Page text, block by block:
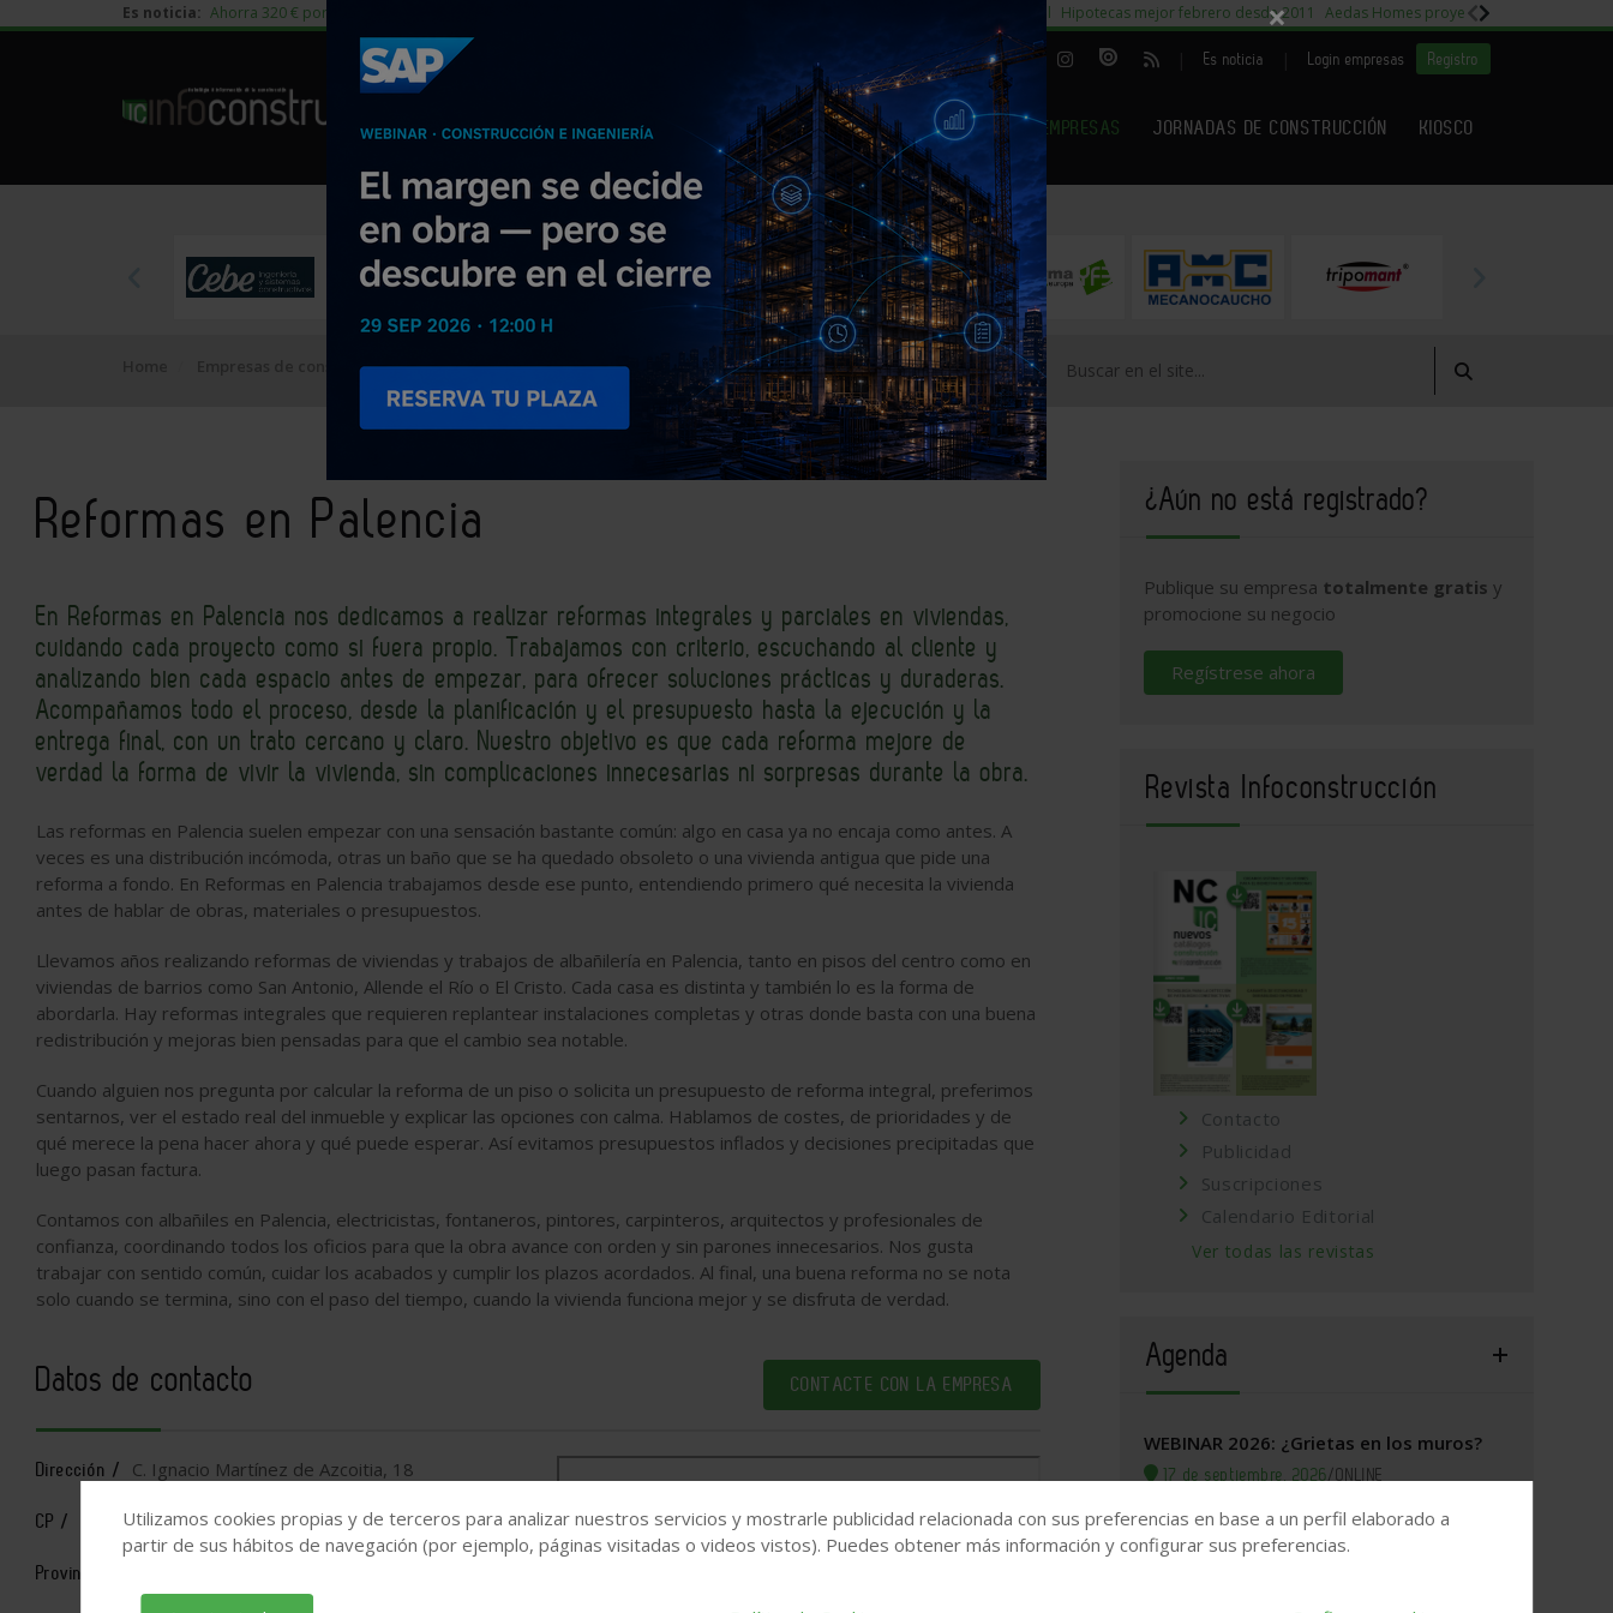
Es noticia: Ahorra 320 € por vivienda en edificación residencial 29% cambiar al alquiler temporal Hipotecas mejor febrero desde 2011 Aedas Homes proyecto Fiora
| Es noticia Login empresas Registro
NOTICIAS PRODUCTOS AGENDA ARTÍCULOS EMPRESAS JORNADAS DE CONSTRUCCIÓN KIOSCO
EMPRESAS PREMIUM
Empresas de construcción Reformas en Palencia
Reformas en Palencia
En Reformas en Palencia nos dedicamos a realizar reformas integrales y parciales en viviendas,
cuidando cada proyecto como si fuera propio. Trabajamos con criterio, escuchando al cliente y
analizando bien cada espacio antes de empezar, para ofrecer soluciones prácticas y duraderas.
Acompañamos todo el proceso, desde la planificación y el presupuesto hasta la ejecución y la
entrega final, con un trato cercano y claro. Nuestro objetivo es que cada reforma mejore de
verdad la forma de vivir la vivienda, sin complicaciones innecesarias ni sorpresas durante la obra.
Las reformas en Palencia suelen empezar con una sensación bastante común: algo en casa ya no encaja como antes. A
veces es una distribución incómoda, otras un baño que se ha quedado obsoleto o una vivienda antigua que pide una
reforma a fondo. En Reformas en Palencia trabajamos desde ese punto, entendiendo primero qué necesita la vivienda
antes de hablar de obras, materiales o presupuestos.
Llevamos años realizando reformas de viviendas y trabajos de albañilería en Palencia, tanto en pisos del centro como en
viviendas de barrios como San Antonio, Allende el Río o El Cristo. Cada casa es distinta y también lo es la forma de
abordarla. Hay reformas integrales que requieren replantear instalaciones completas y otras donde basta con una buena
redistribución y mejoras bien pensadas para que el cambio sea notable.
Cuando alguien nos pregunta por calcular la reforma de un piso o solicita un presupuesto de reforma integral, preferimos
sentarnos, ver el estado real del inmueble y explicar las opciones con calma. Hablamos de costes, de prioridades y de
qué merece la pena hacer ahora y qué puede esperar. Así evitamos presupuestos inflados y decisiones precipitadas que
luego pasan factura.
Contamos con albañiles en Palencia, electricistas, fontaneros, pintores, carpinteros, arquitectos y profesionales de
confianza, coordinando todos los oficios para que la obra avance con orden y sin parones innecesarios. Nos gusta
trabajar con sentido común, cuidar los acabados y cumplir los plazos acordados. Al final, una buena reforma no se nota
solo cuando se termina, sino con el paso del tiempo, cuando la vivienda funciona mejor y se disfruta de verdad.
Datos de contacto CONTACTE CON LA EMPRESA
Dirección / C. Ignacio Martínez de Azcoitia, 18
CP / 34001
Provincia /
¿Aún no está registrado?
Publique su empresa totalmente gratis y
promocione su negocio
Regístrese ahora
Revista Infoconstrucción
Contacto
Publicidad
Suscripciones
Calendario Editorial
Ver todas las revistas
Agenda
WEBINAR 2026: ¿Grietas en los muros?
17 de septiembre, 2026/ONLINE
Valladolid, 2026. Jornada Arquitectura y
Construcción
Utilizamos cookies propias y de terceros para analizar nuestros servicios y mostrarle publicidad relacionada con sus preferencias en base a un perfil elaborado a
partir de sus hábitos de navegación (por ejemplo, páginas visitadas o videos vistos). Puedes obtener más información y configurar sus preferencias.
×